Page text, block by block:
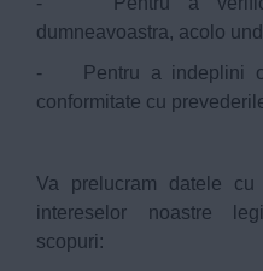
dumneavoastra, acolo
- Pentru a indeplini
conformitate cu
Va prelucram datele
intereselor noastre
scopuri: